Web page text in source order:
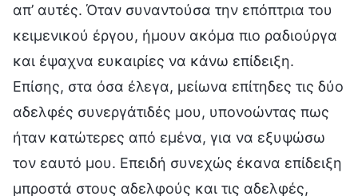
απ’ αυτές. Όταν συναντούσα την επόπτρια του
κειμενικού έργου, ήμουν ακόμα πιο ραδιούργα
και έψαχνα ευκαιρίες να κάνω επίδειξη.
Επίσης, στα όσα έλεγα, μείωνα επίτηδες τις δύο
αδελφές συνεργάτιδές μου, υπονοώντας πως
ήταν κατώτερες από εμένα, για να εξυψώσω
τον εαυτό μου. Επειδή συνεχώς έκανα επίδειξη
μπροστά στους αδελφούς και τις αδελφές,